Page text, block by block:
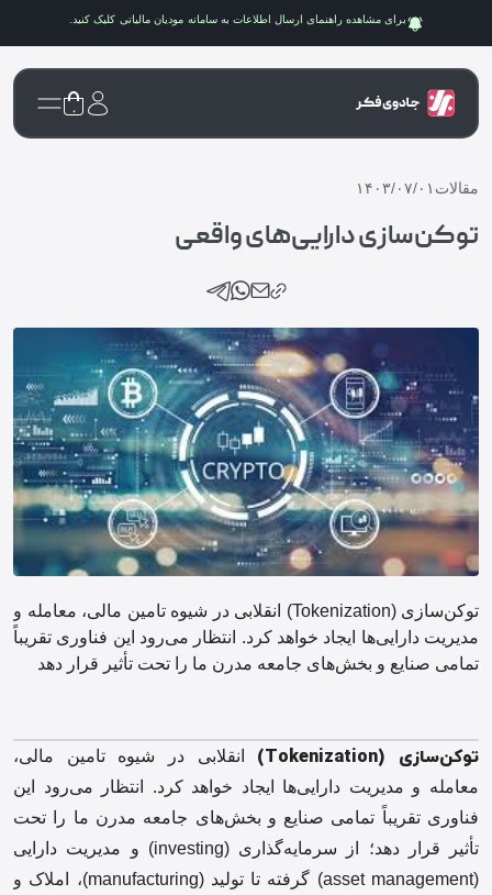
برای مشاهده راهنمای ارسال اطلاعات به سامانه مودیان مالیاتی کلیک کنید.
۰
مقالات ۱۴۰۳/۰۷/۰۱
توکن‌سازی دارایی‌های واقعی
توکن‌سازی (Tokenization) انقلابی در شیوه تامین مالی، معامله و
مدیریت دارایی‌ها ایجاد خواهد کرد. انتظار می‌رود این فناوری تقریباً
تمامی صنایع و بخش‌های جامعه مدرن ما را تحت تأثیر قرار دهد
توکن‌سازی (Tokenization)
انقلابی در شیوه تامین مالی،
معامله و مدیریت دارایی‌ها ایجاد خواهد کرد. انتظار می‌رود این
فناوری تقریباً تمامی صنایع و بخش‌های جامعه مدرن ما را تحت
تأثیر قرار دهد؛ از سرمایه‌گذاری (investing) و مدیریت دارایی
(asset management) گرفته تا تولید (manufacturing)، املاک و